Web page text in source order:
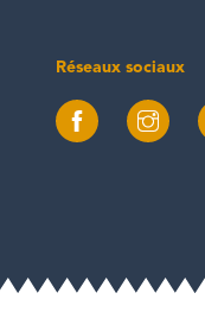
Réseaux sociaux